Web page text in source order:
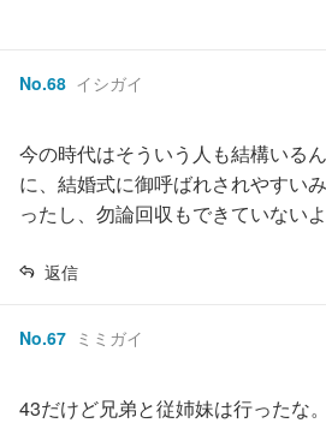
No.68 イシガイ
今の時代はそういう人も結構いる
に、結婚式に御呼ばれされやすい
ったし、勿論回収もできていない
返信
No.67 ミミガイ
43だけど兄弟と従姉妹は行ったな。